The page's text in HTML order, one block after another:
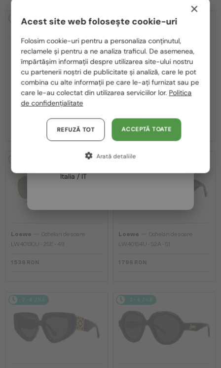
2-4 ZILE
Loewe—Ochelari de soare
LW40036I - 53E - 50
2-4 ZILE
Loewe—Ochelari de soare
Loewe
Ochelari de soare
LW40130U - 25E - 49
1 536 RON
2-4 ZILE
Loewe
Ochelari de soare
LW40154U - 52A - 51
1 796 RON
2-4 ZILE 2-4 ZILE
România / RO
Polska / PL
Magyarország / HU
United Arab Emirates / EN
Austria / AT
Germania / DE
Franța / FR
Italia / IT
×
Acest site web folosește cookie-uri
Folosim cookie-uri pentru a personaliza conținutul,
reclamele și pentru a ne analiza traficul. De asemenea,
împărtășim informații despre utilizarea site-ului nostru
cu partenerii noștri de publicitate și analiză, care le pot
combina cu alte informații pe care le-ați furnizat sau pe
care le-au colectat din utilizarea serviciilor lor. Politica
de confidențialitate
ACCEPTĂ TOATE
REFUZĂ TOT
Arată detaliile